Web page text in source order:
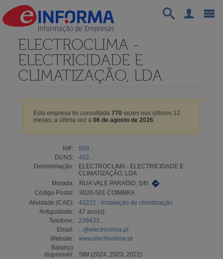
ELECTROCLIMA -
ELECTRICIDADE E
CLIMATIZAÇÃO, LDA
Esta empresa foi consultada 770 vezes nos últimos 12
meses, a última vez a 06 de agosto de 2026.
NIF:
500...
DUNS:
452...
Denominação:
ELECTROCLIMA - ELECTRICIDADE E
CLIMATIZAÇÃO, LDA
Morada:
RUA VALE PARAÍSO, S/N
Código Postal:
3020-501 COIMBRA
Atividade (CAE):
43222 - Instalação de climatização
Antiguidade:
47 ano(s)
Telefone:
239433...
Email:
...@electroclima.pt
Website:
www.electroclima.pt
Balanço
disponível:
SIM (2024, 2023, 2022)